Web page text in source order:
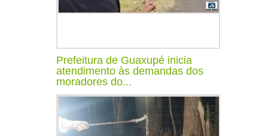
Prefeitura de Guaxupé inicia
atendimento às demandas dos
moradores do...